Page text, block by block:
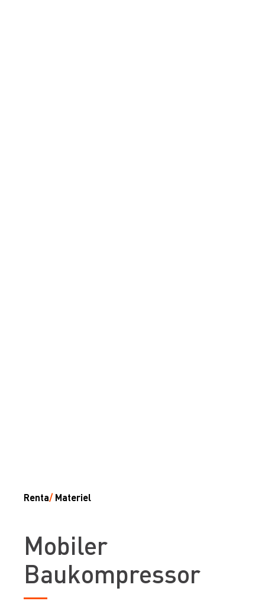
Renta/ Materiel
Mobiler
Baukompressor